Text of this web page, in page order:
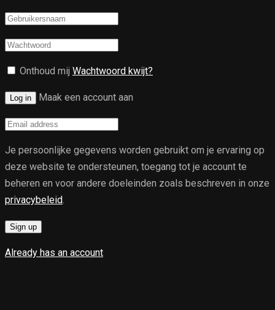
Onthoud mij Wachtwoord kwijt?
Log in Maak een account aan
Je persoonlijke gegevens worden gebruikt om je ervaring op
deze website te ondersteunen, toegang tot je account te
beheren en voor andere doeleinden zoals beschreven in onze
privacybeleid.
Sign up
Already has an account